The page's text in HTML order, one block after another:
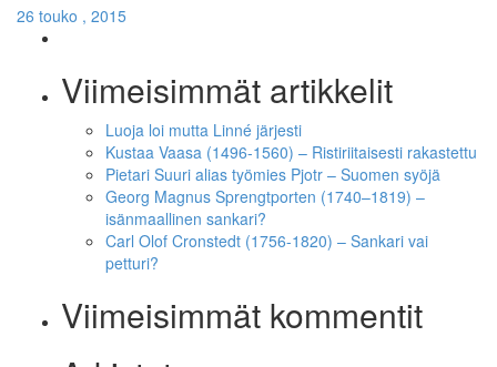
26 touko , 2015
Viimeisimmät artikkelit
Luoja loi mutta Linné järjesti
Kustaa Vaasa (1496-1560) – Ristiriitaisesti rakastettu
Pietari Suuri alias työmies Pjotr – Suomen syöjä
Georg Magnus Sprengtporten (1740–1819) –
isänmaallinen sankari?
Carl Olof Cronstedt (1756-1820) – Sankari vai
petturi?
Viimeisimmät kommentit